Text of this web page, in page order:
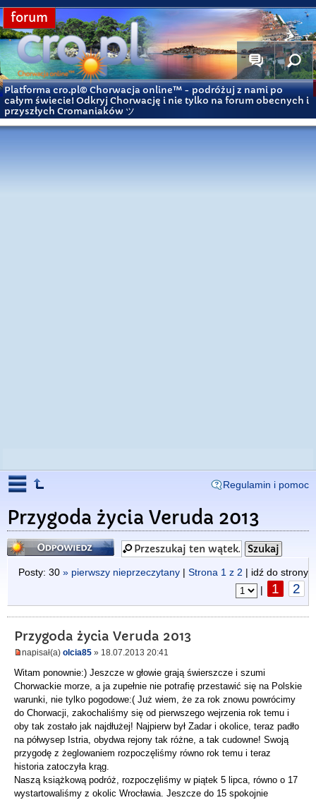
forum
Platforma cro.pl© Chorwacja online™ - podróżuj z nami po
całym świecie! Odkryj Chorwację i nie tylko na forum obecnych i
przyszłych Cromaniaków ツ
Regulamin i pomoc
Przygoda życia Veruda 2013
Odpowiedz
Posty: 30 » pierwszy nieprzeczytany | Strona 1 z 2 | idź do strony
|
1 2
Przygoda życia Veruda 2013
napisał(a) olcia85 » 18.07.2013 20:41
Witam ponownie:) Jeszcze w głowie grają świerszcze i szumi
Chorwackie morze, a ja zupełnie nie potrafię przestawić się na Polskie
warunki, nie tylko pogodowe:( Już wiem, że za rok znowu powrócimy
do Chorwacji, zakochaliśmy się od pierwszego wejrzenia rok temu i
oby tak zostało jak najdłużej! Najpierw był Zadar i okolice, teraz padło
na półwysep Istria, obydwa rejony tak różne, a tak cudowne! Swoją
przygodę z żeglowaniem rozpoczęliśmy równo rok temu i teraz
historia zatoczyła krąg.
Naszą książkową podróż, rozpoczęliśmy w piątek 5 lipca, równo o 17
wystartowaliśmy z okolic Wrocławia. Jeszcze do 15 spokojnie